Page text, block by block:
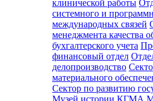
клинической работы
системного и
международных связей
менеджмента качества
бухгалтерского учета
финансовый отдел
делопроизводство
материального
Сектор по развитию
Музей истории КГМА